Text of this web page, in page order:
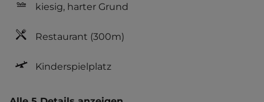
kiesig, harter Grund
Restaurant (300m)
Kinderspielplatz